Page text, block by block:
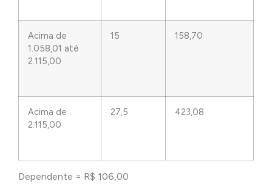
Acima de
1.058,01 até
2.115,00
15 158,70
Acima de
2.115,00
27,5 423,08
Dependente = R$ 106,00